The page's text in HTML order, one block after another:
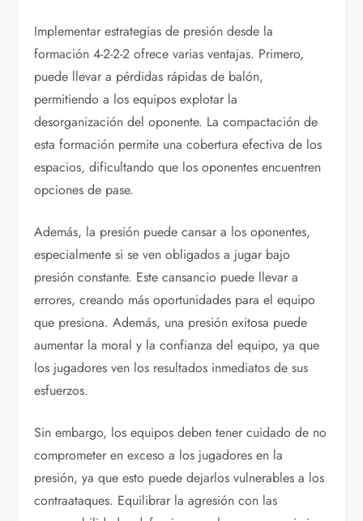
Implementar estrategias de presión desde la
formación 4-2-2-2 ofrece varias ventajas. Primero,
puede llevar a pérdidas rápidas de balón,
permitiendo a los equipos explotar la
desorganización del oponente. La compactación de
esta formación permite una cobertura efectiva de los
espacios, dificultando que los oponentes encuentren
opciones de pase.
Además, la presión puede cansar a los oponentes,
especialmente si se ven obligados a jugar bajo
presión constante. Este cansancio puede llevar a
errores, creando más oportunidades para el equipo
que presiona. Además, una presión exitosa puede
aumentar la moral y la confianza del equipo, ya que
los jugadores ven los resultados inmediatos de sus
esfuerzos.
Sin embargo, los equipos deben tener cuidado de no
comprometer en exceso a los jugadores en la
presión, ya que esto puede dejarlos vulnerables a los
contraataques. Equilibrar la agresión con las